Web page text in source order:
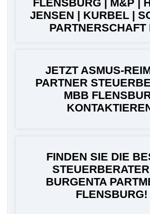
FLENSBURG | M&P |
JENSEN | KURBEL |
PARTNERSCHAFT
JETZT ASMUS-
PARTNER
MBB
FINDEN SIE DIE
BURGENTA
FLENSBURG!